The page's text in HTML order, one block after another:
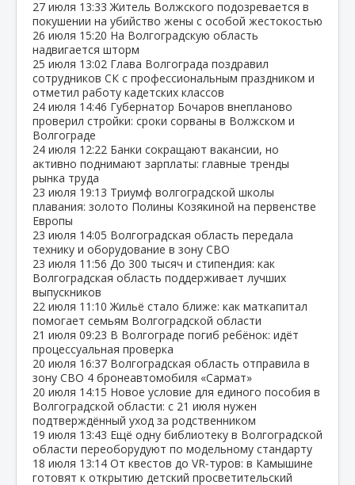
27 июля 13:33 Житель Волжского подозревается в
покушении на убийство жены с особой жестокостью
26 июля 15:20 На Волгоградскую область
надвигается шторм
25 июля 13:02 Глава Волгограда поздравил
сотрудников СК с профессиональным праздником и
отметил работу кадетских классов
24 июля 14:46 Губернатор Бочаров внепланово
проверил стройки: сроки сорваны в Волжском и
Волгограде
24 июля 12:22 Банки сокращают вакансии, но
активно поднимают зарплаты: главные тренды
рынка труда
23 июля 19:13 Триумф волгоградской школы
плавания: золото Полины Козякиной на первенстве
Европы
23 июля 14:05 Волгоградская область передала
технику и оборудование в зону СВО
23 июля 11:56 До 300 тысяч и стипендия: как
Волгоградская область поддерживает лучших
выпускников
22 июля 11:10 Жильё стало ближе: как маткапитал
помогает семьям Волгоградской области
21 июля 09:23 В Волгограде погиб ребёнок: идёт
процессуальная проверка
20 июля 16:37 Волгоградская область отправила в
зону СВО 4 бронеавтомобиля «Сармат»
20 июля 14:15 Новое условие для единого пособия в
Волгоградской области: с 21 июля нужен
подтверждённый уход за родственником
19 июля 13:43 Ещё одну библиотеку в Волгоградской
области переоборудуют по модельному стандарту
18 июля 13:14 От квестов до VR‑туров: в Камышине
готовят к открытию детский просветительский